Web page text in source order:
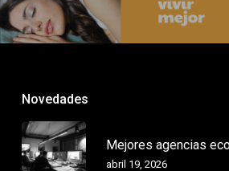
Novedades
Mejores agencias
abril 19, 2026